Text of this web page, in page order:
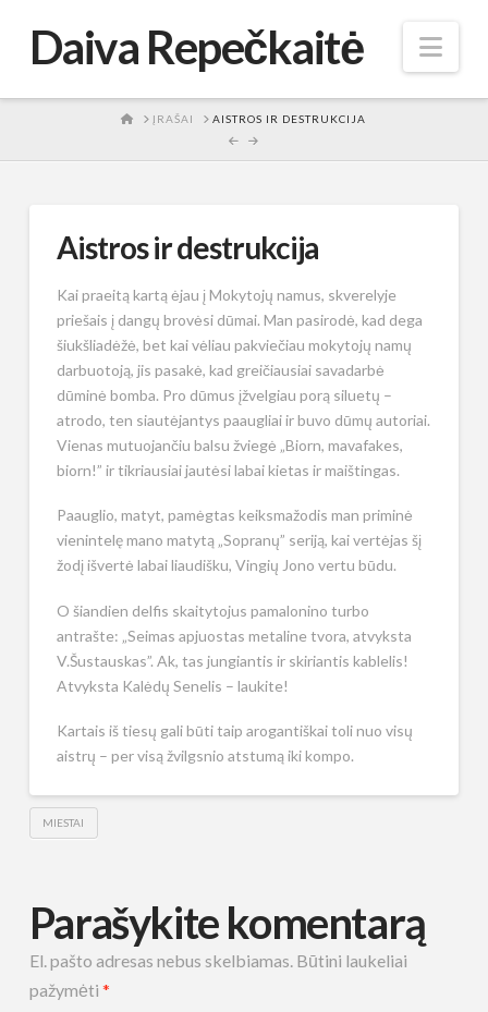
Daiva Repečkaitė
HOMEĮRAŠAI AISTROS IR DESTRUKCIJA
Aistros ir destrukcija
Kai praeitą kartą ėjau į Mokytojų namus, skverelyje
priešais į dangų brovėsi dūmai. Man pasirodė, kad dega
šiukšliadėžė, bet kai vėliau pakviečiau mokytojų namų
darbuotoją, jis pasakė, kad greičiausiai savadarbė
dūminė bomba. Pro dūmus įžvelgiau porą siluetų –
atrodo, ten siautėjantys paaugliai ir buvo dūmų autoriai.
Vienas mutuojančiu balsu žviegė „Biorn, mavafakes,
biorn!” ir tikriausiai jautėsi labai kietas ir maištingas.
Paauglio, matyt, pamėgtas keiksmažodis man priminė
vienintelę mano matytą „Sopranų” seriją, kai vertėjas šį
žodį išvertė labai liaudišku, Vingių Jono vertu būdu.
O šiandien delfis skaitytojus pamalonino turbo
antrašte: „Seimas apjuostas metaline tvora, atvyksta
V.Šustauskas”. Ak, tas jungiantis ir skiriantis kablelis!
Atvyksta Kalėdų Senelis – laukite!
Kartais iš tiesų gali būti taip arogantiškai toli nuo visų
aistrų – per visą žvilgsnio atstumą iki kompo.
MIESTAI
Parašykite komentarą
El. pašto adresas nebus skelbiamas. Būtini laukeliai
pažymėti *